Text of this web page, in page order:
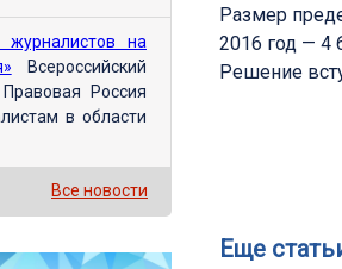
Размер
2016 год — 4
Решение
Еще
журналистов на
Всероссийский
Россия
в области
Все новости